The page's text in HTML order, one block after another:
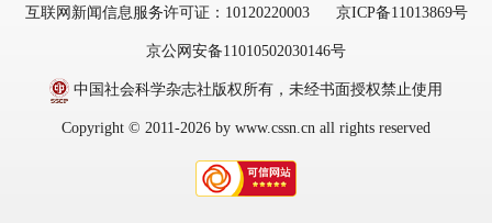
互联网新闻信息服务许可证：10120220003 京ICP备11013869号
京公网安备11010502030146号
中国社会科学杂志社版权所有，未经书面授权禁止使用
Copyright © 2011-2026 by www.cssn.cn all rights reserved